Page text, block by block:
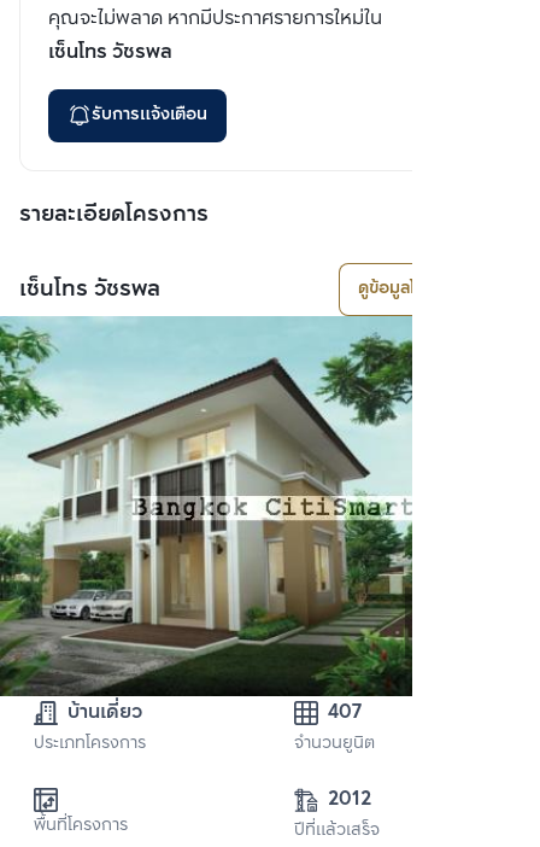
คุณจะไม่พลาด หากมีประกาศรายการใหม่ใน
เซ็นโทร วัชรพล
รับการแจ้งเตือน
รายละเอียดโครงการ
เซ็นโทร วัชรพล ดูข้อมูลโครงการ
บ้านเดี่ยว
ประเภทโครงการ
407
จำนวนยูนิต
พื้นที่โครงการ
2012
ปีที่แล้วเสร็จ